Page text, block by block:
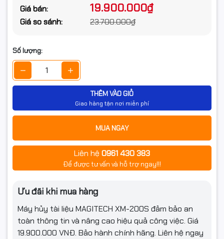
Giá bán: 19.900.000₫
Giá so sánh: 23.700.000₫
Số lượng:
THÊM VÀO GIỎ
Giao hàng tận nơi miễn phí
MUA NGAY
Liên hệ 0961 430 383
Để được tư vấn và hỗ trợ ngay!!!
Ưu đãi khi mua hàng
Máy hủy tài liệu MAGITECH XM-200S đảm bảo an
toàn thông tin và nâng cao hiệu quả công việc. Giá
19.900.000 VNĐ. Bảo hành chính hãng. Liên hệ ngay